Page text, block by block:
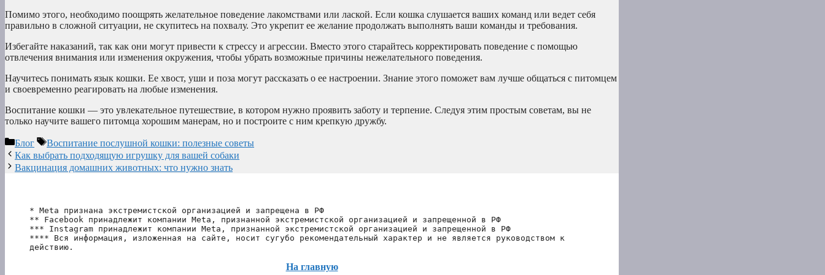
Помимо этого, необходимо поощрять желательное поведение лакомствами или лаской. Если кошка слушается ваших команд или ведет себя
правильно в сложной ситуации, не скупитесь на похвалу. Это укрепит ее желание продолжать выполнять ваши команды и требования.
Избегайте наказаний, так как они могут привести к стрессу и агрессии. Вместо этого старайтесь корректировать поведение с помощью
отвлечения внимания или изменения окружения, чтобы убрать возможные причины нежелательного поведения.
Научитесь понимать язык кошки. Ее хвост, уши и поза могут рассказать о ее настроении. Знание этого поможет вам лучше общаться с питомцем
и своевременно реагировать на любые изменения.
Воспитание кошки — это увлекательное путешествие, в котором нужно проявить заботу и терпение. Следуя этим простым советам, вы не
только научите вашего питомца хорошим манерам, но и построите с ним крепкую дружбу.
Рубрики
Блог Метки
Воспитание послушной кошки: полезные советы
Как выбрать подходящую игрушку для вашей собаки
Вакцинация домашних животных: что нужно знать
* Meta признана экстремистской организацией и запрещена в РФ
** Facebook принадлежит компании Meta, признанной экстремистской организацией и запрещенной в РФ
*** Instagram принадлежит компании Meta, признанной экстремистской организацией и запрещенной в РФ
**** Вся информация, изложенная на сайте, носит сугубо рекомендательный характер и не является руководством к
действию.
На главную